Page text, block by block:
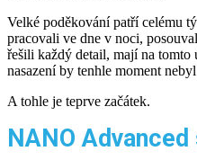
Velké poděkování patří celému
pracovali ve dne v noci,
řešili každý detail, mají na tomto
nasazení by tenhle moment
A tohle je teprve začátek.
NANO Advanced